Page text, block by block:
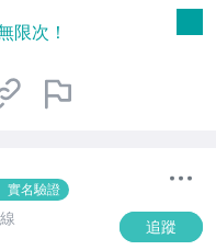
限次！
實名驗證
追蹤